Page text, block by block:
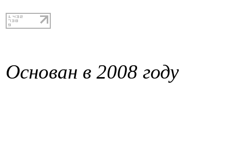
Основан в 2008 году